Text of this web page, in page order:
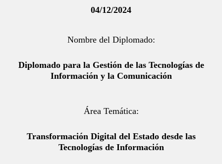
04/12/2024
Nombre del Diplomado:
Diplomado para la Gestión de las Tecnologías de
Información y la Comunicación
Área Temática:
Transformación Digital del Estado desde las
Tecnologías de Información